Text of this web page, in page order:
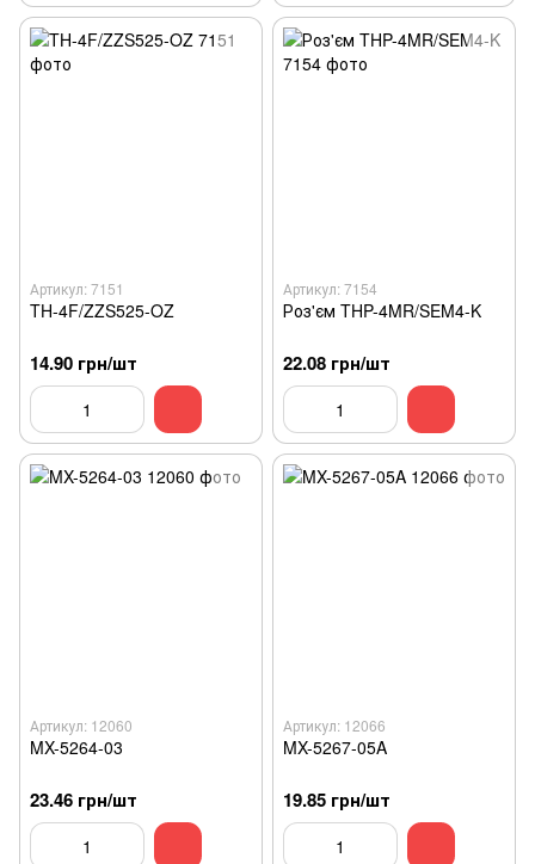
Артикул: 7151
TH-4F/ZZS525-OZ
14.90 грн/шт
Артикул: 7154
Роз'єм THP-4MR/SEM4-K
22.08 грн/шт
Артикул: 12060
MX-5264-03
23.46 грн/шт
Артикул: 12066
MX-5267-05A
19.85 грн/шт